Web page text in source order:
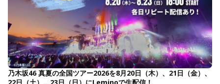
乃木坂46 真夏の全国ツアー2026を8月20日（木）、21日（金）、